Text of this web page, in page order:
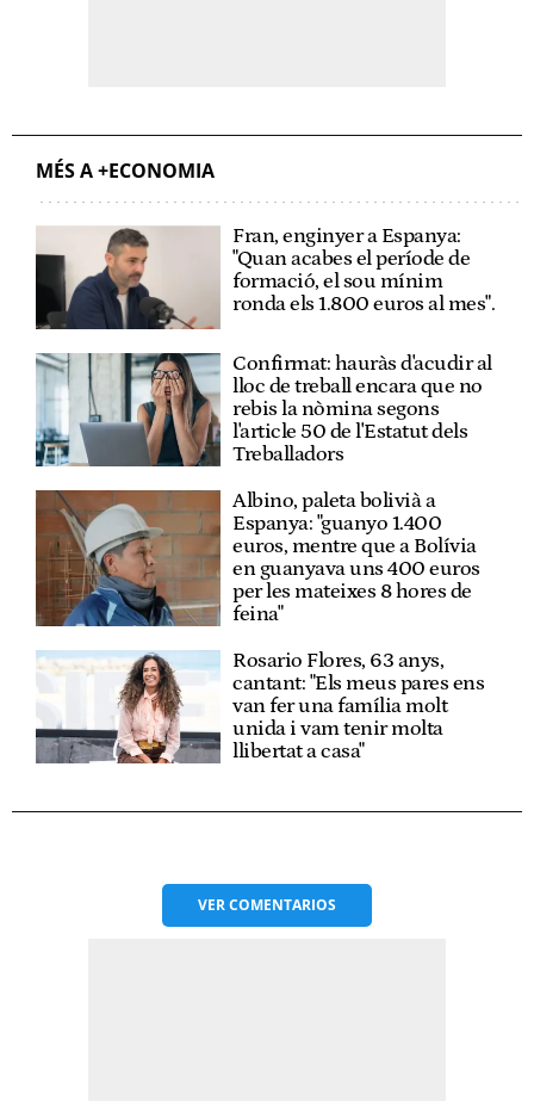
MÉS A +ECONOMIA
Fran, enginyer a Espanya:
"Quan acabes el període de
formació, el sou mínim
ronda els 1.800 euros al mes".
Confirmat: hauràs d'acudir al
lloc de treball encara que no
rebis la nòmina segons
l'article 50 de l'Estatut dels
Treballadors
Albino, paleta bolivià a
Espanya: "guanyo 1.400
euros, mentre que a Bolívia
en guanyava uns 400 euros
per les mateixes 8 hores de
feina"
Rosario Flores, 63 anys,
cantant: "Els meus pares ens
van fer una família molt
unida i vam tenir molta
llibertat a casa"
VERCOMENTARIOS